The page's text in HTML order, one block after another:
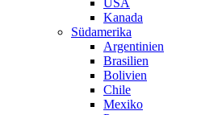
Kanada
Südamerika
Argentinien
Brasilien
Bolivien
Chile
Mexiko